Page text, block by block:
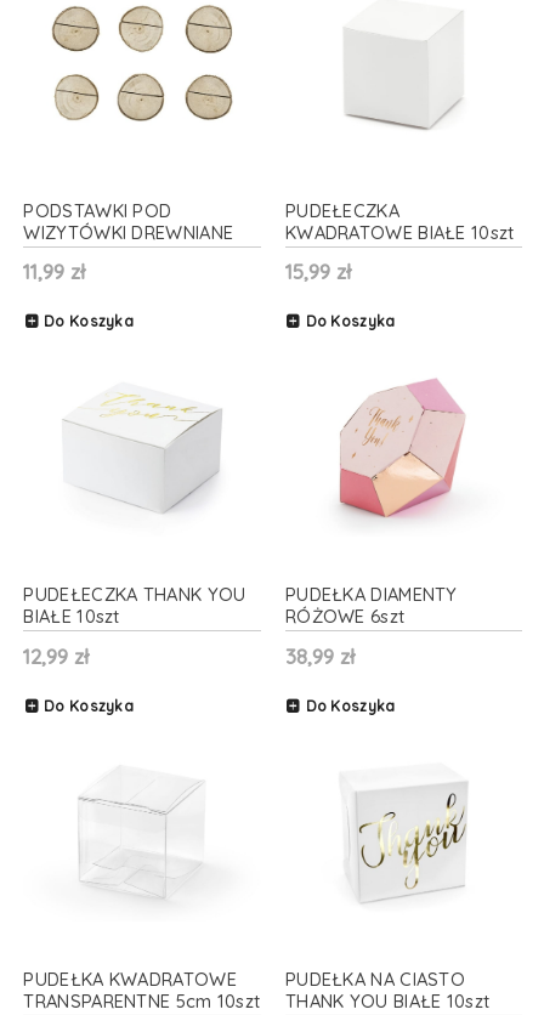
PODSTAWKI POD
WIZYTÓWKI DREWNIANE
6szt.
11,99 zł
Do Koszyka
PUDEŁECZKA
KWADRATOWE BIAŁE 10szt
15,99 zł
Do Koszyka
PUDEŁECZKA THANK YOU
BIAŁE 10szt
12,99 zł
Do Koszyka
PUDEŁKA DIAMENTY
RÓŻOWE 6szt
38,99 zł
Do Koszyka
PUDEŁKA KWADRATOWE
TRANSPARENTNE 5cm 10szt
PUDEŁKA NA CIASTO
THANK YOU BIAŁE 10szt